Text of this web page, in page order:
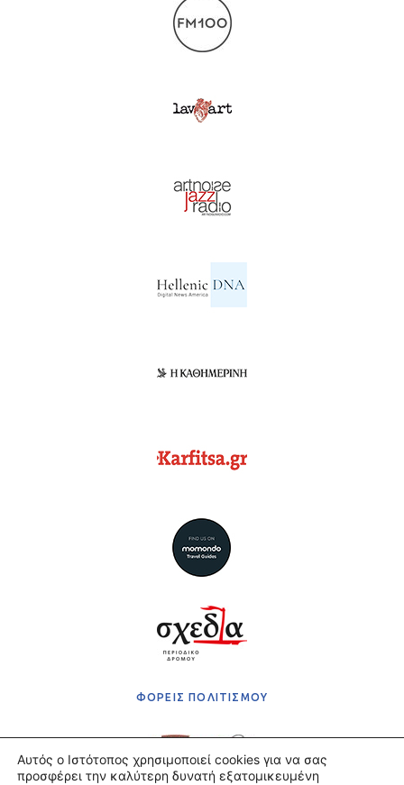
ΦΟΡΕΙΣ ΠΟΛΙΤΙΣΜΟΥ
Αυτός ο Ιστότοπος χρησιμοποιεί cookies για να σας
προσφέρει την καλύτερη δυνατή εξατομικευμένη